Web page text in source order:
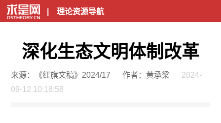
| 理论资源导航
深化生态文明体制改革
来源：《红旗文稿》2024/17 作者：黄承梁
2024-
09-12 10:18:58